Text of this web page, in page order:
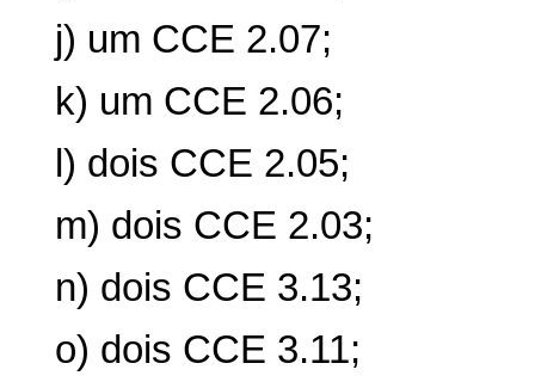
j) um CCE 2.07;
k) um CCE 2.06;
l) dois CCE 2.05;
m) dois CCE 2.03;
n) dois CCE 3.13;
o) dois CCE 3.11;